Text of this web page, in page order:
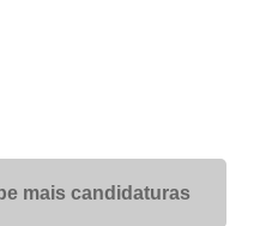
mais candidaturas